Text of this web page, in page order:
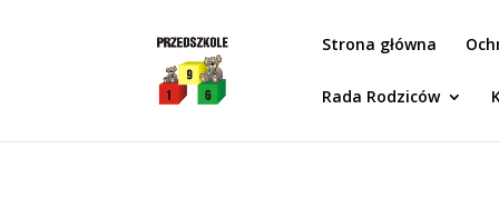
Strona główna
Rada Rodziców